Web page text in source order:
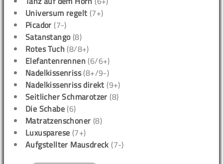
Universum regelt (7+)
Picador (7-)
Satanstango(8)
Rotes Tuch (8/8+)
Elefantenrennen (6/6+)
Nadelkissenriss(8+/9-)
Nadelkissenriss direkt (9+)
Seitlicher Schmarotzer (8)
Die Schabe (6)
Matratzenschoner (8)
Luxusparese (7+)
Aufgstellter Mausdreck (7-)